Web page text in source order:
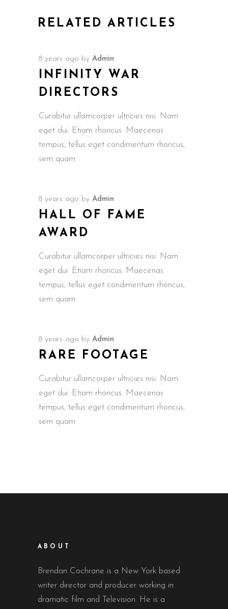
RELATED ARTICLES
8 years ago by Admin
INFINITY WAR
DIRECTORS
Curabitur ullamcorper ultricies nisi. Nam
eget dui. Etiam rhoncus. Maecenas
tempus, tellus eget condimentum rhoncus,
sem quam
8 years ago by Admin
HALL OF FAME
AWARD
Curabitur ullamcorper ultricies nisi. Nam
eget dui. Etiam rhoncus. Maecenas
tempus, tellus eget condimentum rhoncus,
sem quam
8 years ago by Admin
RARE FOOTAGE
Curabitur ullamcorper ultricies nisi. Nam
eget dui. Etiam rhoncus. Maecenas
tempus, tellus eget condimentum rhoncus,
sem quam
ABOUT
Brendan Cochrane is a New York based
writer director and producer working in
dramatic film and Television. He is a